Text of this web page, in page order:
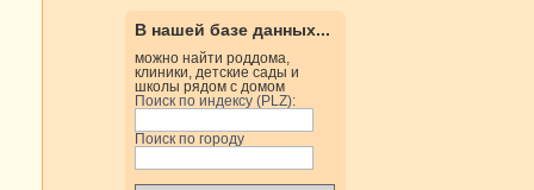
В нашей базе данных...
можно найти роддома,
клиники, детские сады и
школы рядом с домом
Поиск по индексу (PLZ):
Поиск по городу